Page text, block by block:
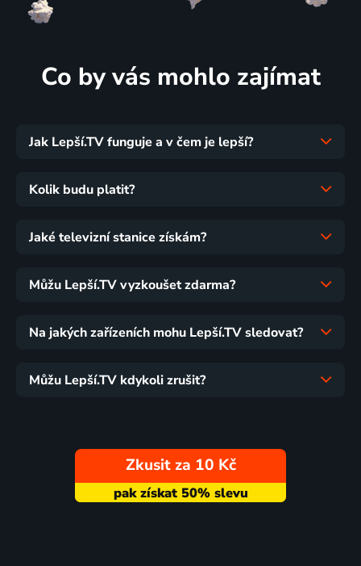
Co by vás mohlo zajímat
Jak Lepší.TV funguje a v čem je lepší?
Kolik budu platit?
Jaké televizní stanice získám?
Můžu Lepší.TV vyzkoušet zdarma?
Na jakých zařízeních mohu Lepší.TV sledovat?
Můžu Lepší.TV kdykoli zrušit?
Zkusit za 10 Kč